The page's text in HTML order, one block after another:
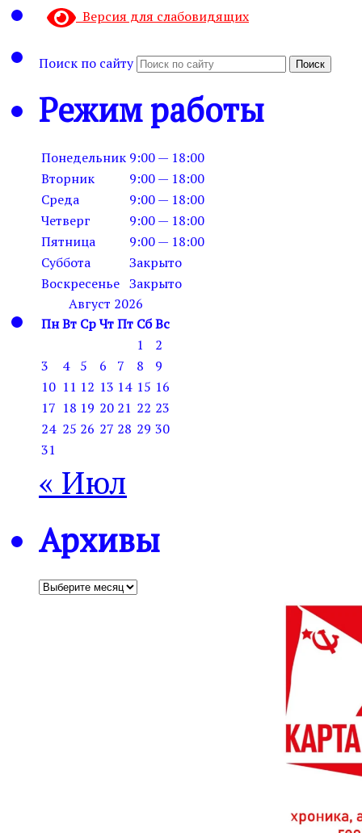
Версия для слабовидящих
Поиск по сайту Поиск
Режим работы
Понедельник 9:00 — 18:00
Вторник
9:00 — 18:00
Среда
9:00 — 18:00
Четверг
9:00 — 18:00
Пятница
9:00 — 18:00
Суббота
Закрыто
Воскресенье Закрыто
Август 2026
ПнВт СрЧтПт СбВс
1
2
3
4 5 6 7 8
9
10 11 12 13 14 15 16
17 18 19 20 21 22 23
24 25 26 27 28 29 30
31
« Июл
Архивы
Архивы